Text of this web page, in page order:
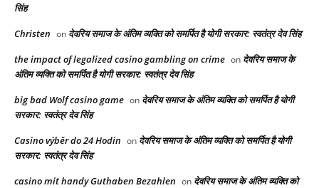
सिंह
Christen on देवरिय समाज के अंतिम व्यक्ति को समर्पित है योगी सरकार: स्वतंत्र देव सिंह
the impact of legalized casino gambling on crime on देवरिय समाज के
अंतिम व्यक्ति को समर्पित है योगी सरकार: स्वतंत्र देव सिंह
big bad Wolf casino game on देवरिय समाज के अंतिम व्यक्ति को समर्पित है योगी
सरकार: स्वतंत्र देव सिंह
Casino výběr do 24 Hodin on देवरिय समाज के अंतिम व्यक्ति को समर्पित है योगी
सरकार: स्वतंत्र देव सिंह
casino mit handy Guthaben Bezahlen on देवरिय समाज के अंतिम व्यक्ति को